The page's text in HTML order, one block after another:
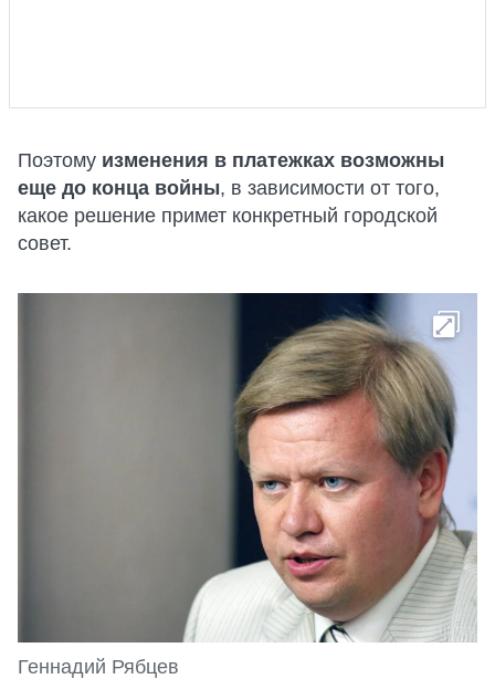
Поэтому изменения в платежках возможны
еще до конца войны, в зависимости от того,
какое решение примет конкретный городской
совет.
Геннадий Рябцев